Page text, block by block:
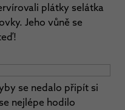
plátky selátka
Jeho vůně se
se nedalo připít si
nejlépe hodilo